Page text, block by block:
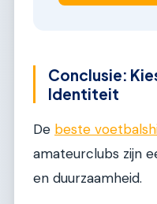
Conclusie:
Identiteit
De beste
amateurclubs zijn
en duurzaamheid.